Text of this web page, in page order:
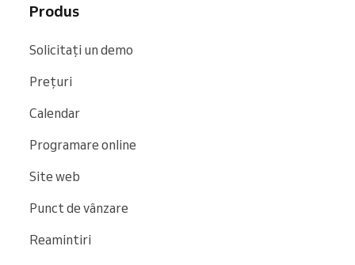
Produs
Solicitați un demo
Prețuri
Calendar
Programare online
Site web
Punct de vânzare
Reamintiri